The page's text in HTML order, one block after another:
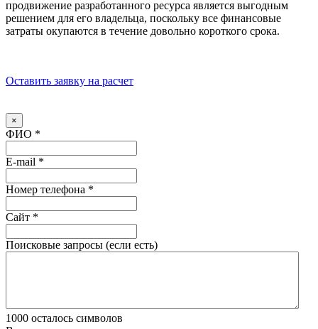
продвижение разработанного ресурса является выгодным
решением для его владельца, поскольку все финансовые
затраты окупаются в течение довольно короткого срока.
Оставить заявку на расчет
×
ФИО *
E-mail *
Номер телефона *
Сайт *
Поисковые запросы (если есть)
1000 осталось символов